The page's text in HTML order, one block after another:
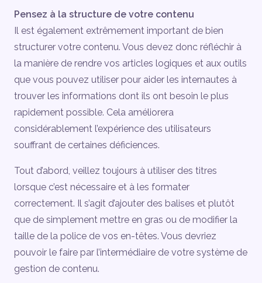
Pensez à la structure de votre contenu
Il est également extrêmement important de bien
structurer votre contenu. Vous devez donc réfléchir à
la manière de rendre vos articles logiques et aux outils
que vous pouvez utiliser pour aider les internautes à
trouver les informations dont ils ont besoin le plus
rapidement possible. Cela améliorera
considérablement l’expérience des utilisateurs
souffrant de certaines déficiences.
Tout d’abord, veillez toujours à utiliser des titres
lorsque c’est nécessaire et à les formater
correctement. Il s’agit d’ajouter des balises et plutôt
que de simplement mettre en gras ou de modifier la
taille de la police de vos en-têtes. Vous devriez
pouvoir le faire par l’intermédiaire de votre système de
gestion de contenu.